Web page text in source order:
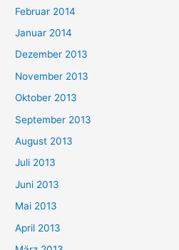
Februar 2014
Januar 2014
Dezember 2013
November 2013
Oktober 2013
September 2013
August 2013
Juli 2013
Juni 2013
Mai 2013
April 2013